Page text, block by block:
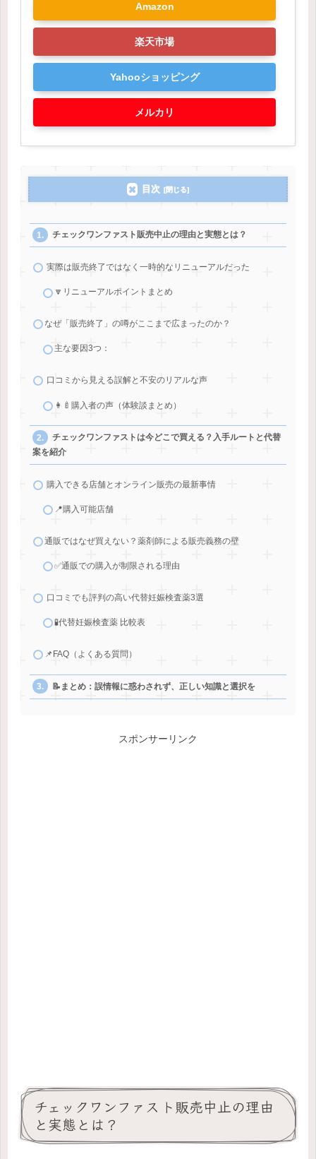
Amazon
楽天市場
Yahooショッピング
メルカリ
目次
チェックワンファスト販売中止の理由と実態とは？
実際は販売終了ではなく一時的なリニューアルだった
🔽リニューアルポイントまとめ
なぜ「販売終了」の噂がここまで広まったのか？
主な要因3つ：
口コミから見える誤解と不安のリアルな声
👩‍🍼購入者の声（体験談まとめ）
チェックワンファストは今どこで買える？入手ルートと代替
案を紹介
購入できる店舗とオンライン販売の最新事情
📍購入可能店舗
通販ではなぜ買えない？薬剤師による販売義務の壁
✅通販での購入が制限される理由
口コミでも評判の高い代替妊娠検査薬3選
🧪代替妊娠検査薬 比較表
📌FAQ（よくある質問）
📝まとめ：誤情報に惑わされず、正しい知識と選択を
スポンサーリンク
チェックワンファスト販売中止の理由
と実態とは？